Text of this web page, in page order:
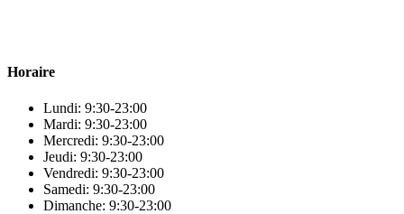
Horaire
Lundi: 9:30-23:00
Mardi: 9:30-23:00
Mercredi: 9:30-23:00
Jeudi: 9:30-23:00
Vendredi: 9:30-23:00
Samedi: 9:30-23:00
Dimanche: 9:30-23:00